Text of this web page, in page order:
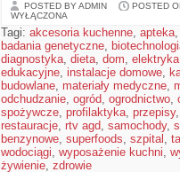
POSTED BY ADMIN POSTED
WYŁĄCZONA
Tagi: akcesoria kuchenne, apteka,
badania genetyczne,
diagnostyka, dieta, dom, elektryka
edukacyjne, instalacje domowe,
budowlane, materiały medyczne,
odchudzanie, ogród, ogrodnictwo,
spożywcze, profilaktyka, przepisy,
restauracje, rtv agd, samochody,
benzynowe, superfoods, szpital ,
wodociągi, wyposażenie kuchni,
żywienie, zdrowie